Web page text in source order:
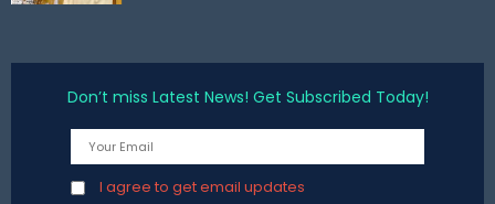
Don’t miss Latest News! Get Subscribed Today!
I agree to get email updates